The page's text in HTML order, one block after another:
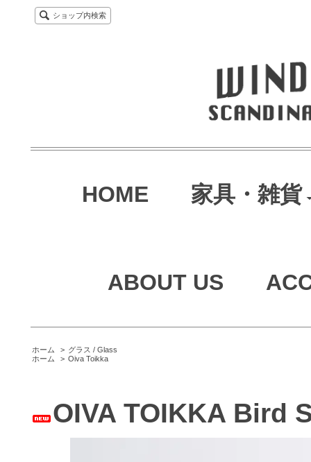
ショップ内検索
HOME 家具・雑貨
ABOUT US
ホーム > グラス / Glass
ホーム
> Oiva Toikka
OIVA TOIKKA Bird